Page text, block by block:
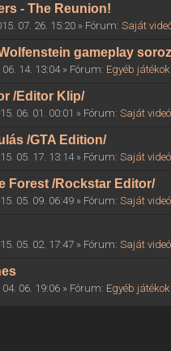
- The Reunion!
07. 26. 15:20 » Fórum:Saját
gameplay
06. 14. 13:04 » Fórum: Egyéb játékok
/Editor Klip/
06. 01. 00:01 » Fórum:Saját videó
/GTA Edition/
05. 17. 13:14 » Fórum:Saját videó
Forest /Rockstar Editor/
05. 09. 06:49 » Fórum:Saját videó
05. 02. 17:47 » Fórum:Saját videó
04. 06. 19:06 » Fórum: Egyéb játékok